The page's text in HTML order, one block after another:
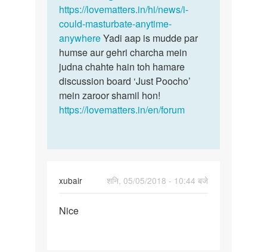
https://lovematters.in/hi/news/i-
could-masturbate-anytime-
anywhereYadi aap is mudde par
humse aur gehri charcha mein
judna chahte hain toh hamare
discussion board ‘Just Poocho’
mein zaroor shamil hon!
https://lovematters.in/en/forum
xubair
शनि, 05/05/2018 - 10:44 बजे
Nice
Nice